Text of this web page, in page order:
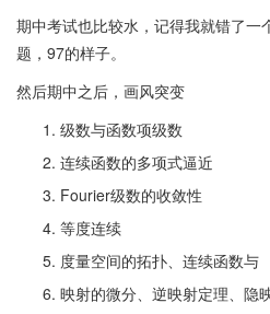
期中考试也比较水，记得我就错了一
题，97的样子。
然后期中之后，画风突变
级数与函数项级数
连续函数的多项式逼近
Fourier级数的收敛性
等度连续
度量空间的拓扑、连续函数与
映射的微分、逆映射定理、隐